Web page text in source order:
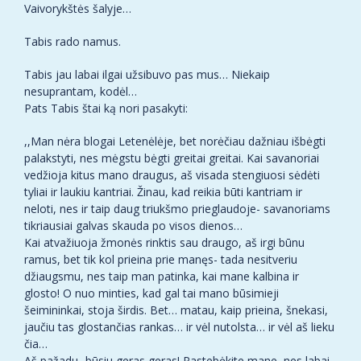
Vaivorykštės šalyje…
Tabis rado namus.
Tabis jau labai ilgai užsibuvo pas mus… Niekaip
nesuprantam, kodėl…
Pats Tabis štai ką nori pasakyti:
,,Man nėra blogai Letenėlėje, bet norėčiau dažniau išbėgti
palakstyti, nes mėgstu bėgti greitai greitai. Kai savanoriai
vedžioja kitus mano draugus, aš visada stengiuosi sėdėti
tyliai ir laukiu kantriai. Žinau, kad reikia būti kantriam ir
neloti, nes ir taip daug triukšmo prieglaudoje- savanoriams
tikriausiai galvas skauda po visos dienos…
Kai atvažiuoja žmonės rinktis sau draugo, aš irgi būnu
ramus, bet tik kol prieina prie manęs- tada nesitveriu
džiaugsmu, nes taip man patinka, kai mane kalbina ir
glosto! O nuo minties, kad gal tai mano būsimieji
šeimininkai, stoja širdis. Bet… matau, kaip prieina, šnekasi,
jaučiu tas glostančias rankas… ir vėl nutolsta… ir vėl aš lieku
čia…